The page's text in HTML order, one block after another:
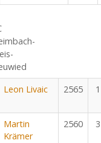
Leon Livaic 2565 1
Martin
Krämer
2560 3